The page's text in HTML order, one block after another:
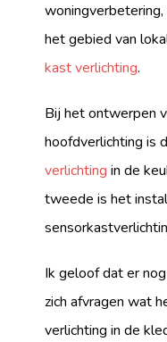
het gebied van
kast verlichting.
Bij het ontwerpen
hoofdverlichting is
verlichting in de
tweede is het
Ik geloof dat er
zich afvragen wat
verlichting in de